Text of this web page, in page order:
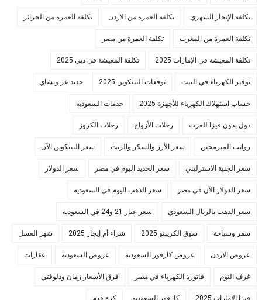
تكلفة الإيجار الشهري تكلفة العمرة من الاردن تكلفة العمرة من الجزائر
تكلفة العمرة من المغرب تكلفة العمرة من مصر
تكلفة المعيشة في الإمارات 2025 تكلفة المعيشة في دبي 2025
توفير الكهرباء في البيت توقعات البيتكوين 2025 حديد عز وبشاي
حساب استهلاك الكهرباء للأجهزة 2025 خدمات السعوديه
دول بدون فيزا للعرب رحلات الأزواج رحلات الكروز
رواتب المبرمجين سعر الأرز والسكر والزيت سعر البيتكوين الآن
سعر الجنية الاسترليني سعر الحديد اليوم في مصر سعر الدولار
سعر الدولار الآن في مصر سعر الذهب اليوم في السعودية
سعر الذهب بالريال السعودي سعر عيار 21 و24 في السعودية
سفر وسباحة سوق الكريبتو 2025 شراء أم إيجار 2025 شهر العسل
عروص الاردن عروض كارفور السعودية عروض السعودية عقارات
غرف النوم فاتورة الكهرباء في مصر فرق الأسعار زمان ودلوقتي
فيزا الإمارات 2025 كارفور السعوديه كرة قدم